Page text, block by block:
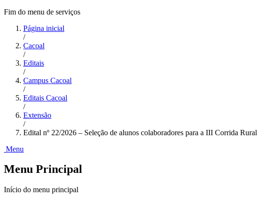
Fim do menu de serviços
Página inicial
/
Cacoal
/
Editais
/
Campus Cacoal
/
Editais Cacoal
/
Extensão
/
Edital nº 22/2026 – Seleção de alunos colaboradores para a III Corrida Rural
Menu
Menu Principal
Início do menu principal